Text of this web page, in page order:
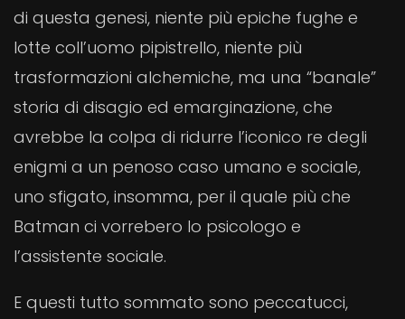
di questa genesi, niente più epiche fughe e
lotte coll’uomo pipistrello, niente più
trasformazioni alchemiche, ma una “banale”
storia di disagio ed emarginazione, che
avrebbe la colpa di ridurre l’iconico re degli
enigmi a un penoso caso umano e sociale,
uno sfigato, insomma, per il quale più che
Batman ci vorrebero lo psicologo e
l’assistente sociale.
E questi tutto sommato sono peccatucci,